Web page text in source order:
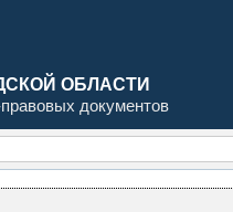
ОБЛАСТИ
документов